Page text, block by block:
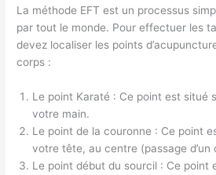
La méthode EFT est un processus
par tout le monde. Pour effectuer les
devez localiser les points
corps :
Le point Karaté : Ce point est situé
votre main.
Le point de la couronne : Ce point
votre tête, au centre (passage d’un
Le point début du sourcil : Ce point